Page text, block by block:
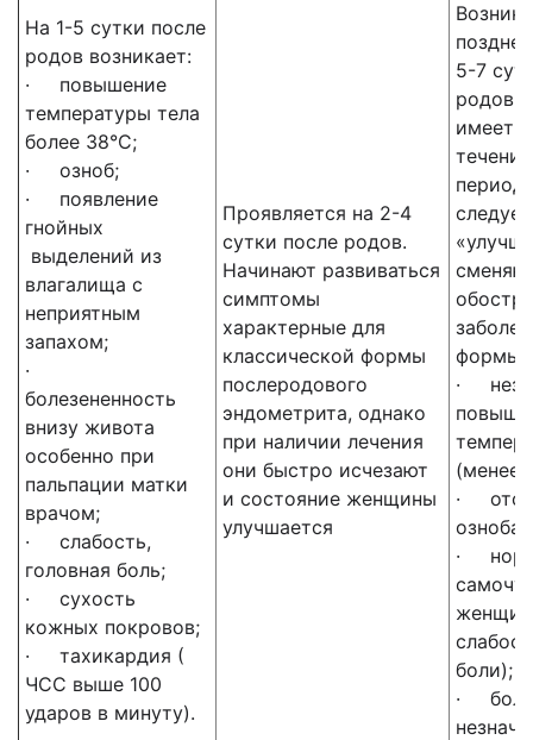
На 1-5 сутки после
родов возникает:
· повышение
температуры тела
более 38°С;
· озноб;
· появление
гнойных
выделений из
влагалища с
неприятным
запахом;
·
болезененность
внизу живота
особенно при
пальпации матки
врачом;
· слабость,
головная боль;
· сухость
кожных покровов;
· тахикардия (
ЧСС выше 100
ударов в минуту).
Проявляется на 2-4
сутки после родов.
Начинают развиваться
симптомы
характерные для
классической формы
послеродового
эндометрита, однако
при наличии лечения
они быстро исчезают
и состояние женщины
улучшается
5-7
родов.
имеет
формы
·
(менее
·
озноба;
·
боли);
· боли